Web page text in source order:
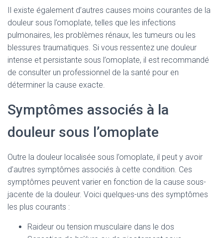
Il existe également d’autres causes moins courantes de la
douleur sous l’omoplate, telles que les infections
pulmonaires, les problèmes rénaux, les tumeurs ou les
blessures traumatiques. Si vous ressentez une douleur
intense et persistante sous l’omoplate, il est recommandé
de consulter un professionnel de la santé pour en
déterminer la cause exacte.
Symptômes associés à la
douleur sous l’omoplate
Outre la douleur localisée sous l’omoplate, il peut y avoir
d’autres symptômes associés à cette condition. Ces
symptômes peuvent varier en fonction de la cause sous-
jacente de la douleur. Voici quelques-uns des symptômes
les plus courants :
Raideur ou tension musculaire dans le dos